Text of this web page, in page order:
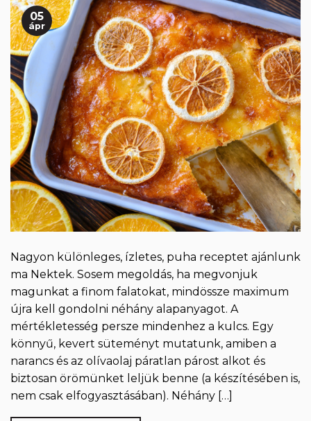
05
ápr
Nagyon különleges, ízletes, puha receptet ajánlunk
ma Nektek. Sosem megoldás, ha megvonjuk
magunkat a finom falatokat, mindössze maximum
újra kell gondolni néhány alapanyagot. A
mértékletesség persze mindenhez a kulcs. Egy
könnyű, kevert süteményt mutatunk, amiben a
narancs és az olívaolaj páratlan párost alkot és
biztosan örömünket leljük benne (a készítésében is,
nem csak elfogyasztásában). Néhány […]